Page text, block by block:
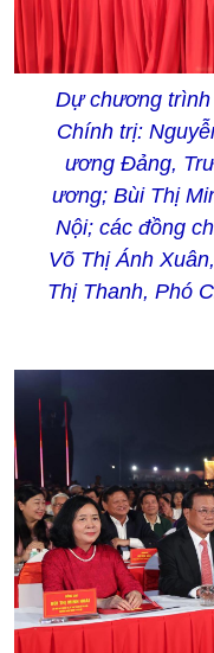
Dự chương
Chính trị:
ương Đảng,
ương; Bùi Thị
Nội; các đồng
Võ Thị Ánh
Thị Thanh, Phó